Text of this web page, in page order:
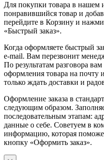
Для покупки товара в нашем
понравившийся товар и
перейдите в Корзину и
«Быстрый заказ».
Когда оформляете быстрый
e-mail. Вам перезвонит
По результатам разговора
оформления товара на почту
только ждать доставки и
Оформление заказа в
следующим образом.
последовательным этапам:
данные о себе. Советуем в
информацию, которая
кнопку «Оформить заказ».